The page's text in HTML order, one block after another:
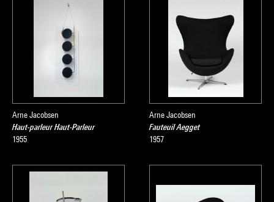
Arne Jacobsen
Haut-parleur Haut-Parleur
1955
Arne Jacobsen
Fauteuil Aegget
1957